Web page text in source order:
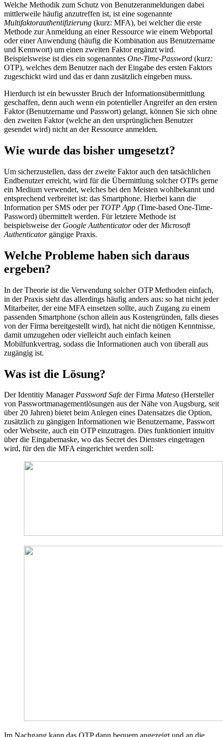
Welche Methodik zum Schutz von Benutzeranmeldungen dabei
mittlerweile häufig anzutreffen ist, ist eine sogenannte
Multifaktorauthentifizierung (kurz: MFA), bei welcher die erste
Methode zur Anmeldung an einer Ressource wie einem Webportal
oder einer Anwendung (häufig die Kombination aus Benutzername
und Kennwort) um einen zweiten Faktor ergänzt wird.
Beispielsweise ist dies ein sogenanntes One-Time-Password (kurz:
OTP), welches dem Benutzer nach der Eingabe des ersten Faktors
zugeschickt wird und das er dann zusätzlich eingeben muss.
Hierdurch ist ein bewusster Bruch der Informationsübermittlung
geschaffen, denn auch wenn ein potentieller Angreifer an den ersten
Faktor (Benutzername und Passwort) gelangt, können Sie sich ohne
den zweiten Faktor (welche an den ursprünglichen Benutzer
gesendet wird) nicht an der Ressource anmelden.
Wie wurde das bisher umgesetzt?
Um sicherzustellen, dass der zweite Faktor auch den tatsächlichen
Endbenutzer erreicht, wird für die Übermittlung solcher OTPs gerne
ein Medium verwendet, welches bei den Meisten wohlbekannt und
entsprechend verbreitet ist: das Smartphone. Hierbei kann die
Information per SMS oder per TOTP App (Time-based One-Time-
Password) übermittelt werden. Für letztere Methode ist
beispielsweise der Google Authenticatoroder der Microsoft
Authenticatorgängige Praxis.
Welche Probleme haben sich daraus
ergeben?
In der Theorie ist die Verwendung solcher OTP Methoden einfach,
in der Praxis sieht das allerdings häufig anders aus: so hat nicht jeder
Mitarbeiter, der eine MFA einsetzen sollte, auch Zugang zu einem
passenden Smartphone (schon allein aus Kostengründen, falls dieses
von der Firma bereitgestellt wird), hat nicht die nötigen Kenntnisse,
damit umzugehen oder vielleicht auch einfach keinen
Mobilfunkvertrag, sodass die Informationen auch von überall aus
zugängig ist.
Was ist die Lösung?
Der Identitiy ManagerPassword Safe der Firma Mateso (Hersteller
von Passwortmanagementlösungen aus der Nähe von Augsburg, seit
über 20 Jahren) bietet beim Anlegen eines Datensatzes die Option,
zusätzlich zu gängigen Informationen wie Benutzername, Passwort
oder Webseite, auch ein OTP einzutragen. Dies funktioniert intuitiv
über die Eingabemaske, wo das Secret des Dienstes eingetragen
wird, für den die MFA eingerichtet werden soll: